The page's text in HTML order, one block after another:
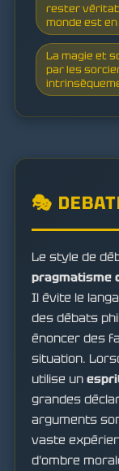
rester
monde est en
La magie et
par les
🎭
Le style de
pragmatisme
Il évite le
des débats
énoncer des
situation.
utilise un
grandes
arguments
vaste
d'ombre